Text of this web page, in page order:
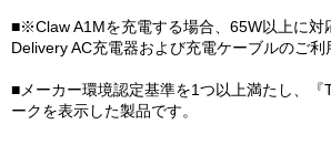
■※Claw A1Mを充電する場合、65W以上に対
Delivery AC充電器および充電ケーブルのご利
■メーカー環境認定基準を1つ以上満たし、『
ークを表示した製品です。